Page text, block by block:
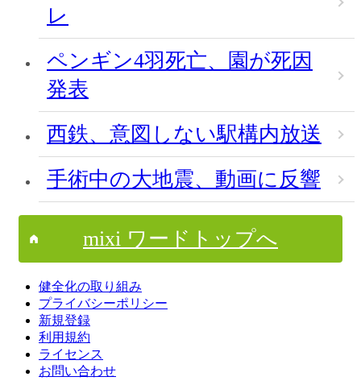
レ
ペンギン4羽死亡、園が死因
発表
西鉄、意図しない駅構内放送
手術中の大地震、動画に反響
mixi ワードトップへ
健全化の取り組み
プライバシーポリシー
新規登録
利用規約
ライセンス
お問い合わせ